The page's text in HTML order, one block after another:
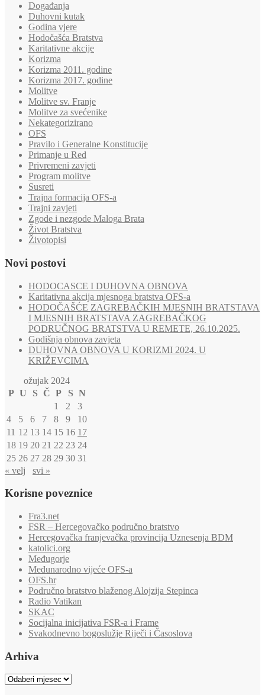
Događanja
Duhovni kutak
Godina vjere
Hodočašća Bratstva
Karitativne akcije
Korizma
Korizma 2011. godine
Korizma 2017. godine
Molitve
Molitve sv. Franje
Molitve za svećenike
Nekategorizirano
OFS
Pravilo i Generalne Konstitucije
Primanje u Red
Privremeni zavjeti
Program molitve
Susreti
Trajna formacija OFS-a
Trajni zavjeti
Zgode i nezgode Maloga Brata
Život Bratstva
Životopisi
Novi postovi
HODOCASCE I DUHOVNA OBNOVA
Karitativna akcija mjesnoga bratstva OFS-a
HODOČAŠĆE ZAGREBAČKIH MJESNIH BRATSTAVA
I MJESNIH BRATSTAVA ZAGREBAČKOG
PODRUČNOG BRATSTVA U REMETE, 26.10.2025.
Godišnja obnova zavjeta
DUHOVNA OBNOVA U KORIZMI 2024. U
KRIŽEVCIMA
ožujak 2024
P U S Č P S N
1
2
3
4
5 6 7 8 9
10
11 12 13 14 15 16 17
18 19 20 21 22 23 24
25 26 27 28 29 30 31
« velj
svi »
Korisne poveznice
Fra3.net
FSR – Hercegovačko područno bratstvo
Hercegovačka franjevačka provincija Uznesenja BDM
katolici.org
Međugorje
Međunarodno vijeće OFS-a
OFS.hr
Područno bratstvo blaženog Alojzija Stepinca
Radio Vatikan
SKAC
Socijalna inicijativa FSR-a i Frame
Svakodnevno bogoslužje Riječi i Časoslova
Arhiva
Arhiva